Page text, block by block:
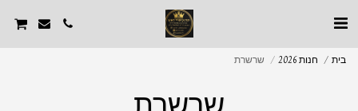
בית חנות 2026 שרשרת